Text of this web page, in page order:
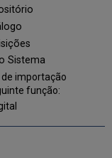
Sistema
importação
função: